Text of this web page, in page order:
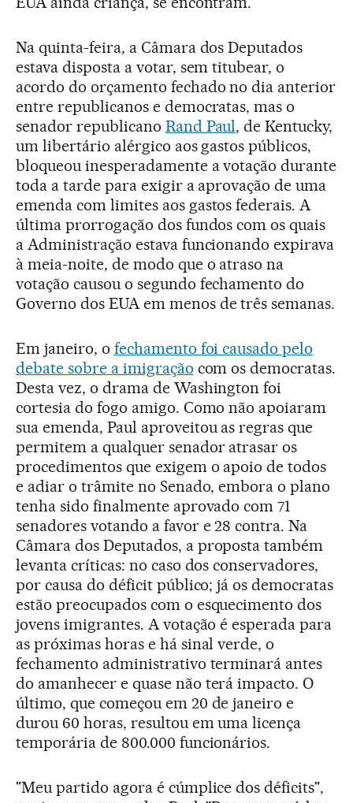
Na quinta-feira, a Câmara dos Deputados
estava disposta a votar, sem titubear, o
acordo do orçamento fechado no dia anterior
entre republicanos e democratas, mas o
senador republicano Rand Paul, de Kentucky,
um libertário alérgico aos gastos públicos,
bloqueou inesperadamente a votação durante
toda a tarde para exigir a aprovação de uma
emenda com limites aos gastos federais. A
última prorrogação dos fundos com os quais
a Administração estava funcionando expirava
à meia-noite, de modo que o atraso na
votação causou o segundo fechamento do
Governo dos EUA em menos de três semanas.
Em janeiro, o fechamento foi causado pelo
debate sobre a imigração com os democratas.
Desta vez, o drama de Washington foi
cortesia do fogo amigo. Como não apoiaram
sua emenda, Paul aproveitou as regras que
permitem a qualquer senador atrasar os
procedimentos que exigem o apoio de todos
e adiar o trâmite no Senado, embora o plano
tenha sido finalmente aprovado com 71
senadores votando a favor e 28 contra. Na
Câmara dos Deputados, a proposta também
levanta críticas: no caso dos conservadores,
por causa do déficit público; já os democratas
estão preocupados com o esquecimento dos
jovens imigrantes. A votação é esperada para
as próximas horas e há sinal verde, o
fechamento administrativo terminará antes
do amanhecer e quase não terá impacto. O
último, que começou em 20 de janeiro e
durou 60 horas, resultou em uma licença
temporária de 800.000 funcionários.
"Meu partido agora é cúmplice dos déficits",